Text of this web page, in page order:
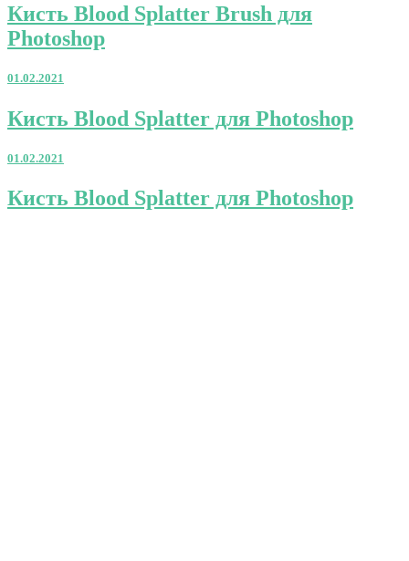
Photoshop
Кисть
Blood
Splatter
для
Кисть Blood Splatter Brush для
Photoshop
01.02.2021
Кисть
Blood
для
Кисть Blood Splatter для Photoshop
01.02.2021
Кисть
Blood
Кисть Blood Splatter для Photoshop